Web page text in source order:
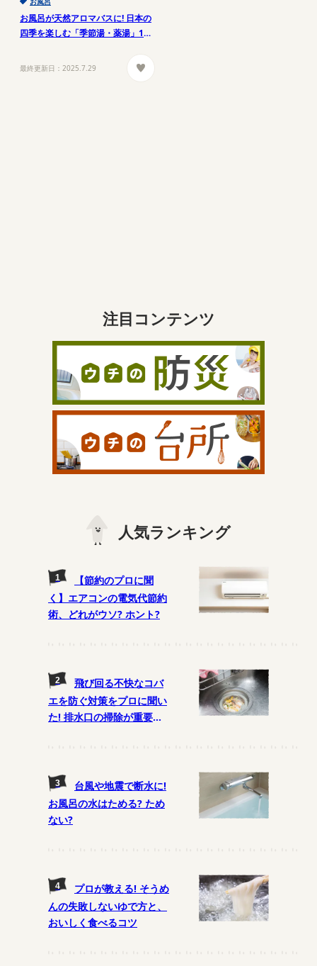
お風呂が天然アロマバスに! 日本の
四季を楽しむ「季節湯・薬湯」12
最終更新日： 2025.7.29
注目コンテンツ
人気ランキング
【節約のプロに聞
く】エアコンの電気代節約
術、どれがウソ? ホント?
飛び回る不快なコバ
エを防ぐ対策をプロに聞い
た! 排水口の掃除が重要
台風や地震で断水に!
お風呂の水はためる? ため
ない?
プロが教える! そうめ
んの失敗しないゆで方と、
おいしく食べるコツ